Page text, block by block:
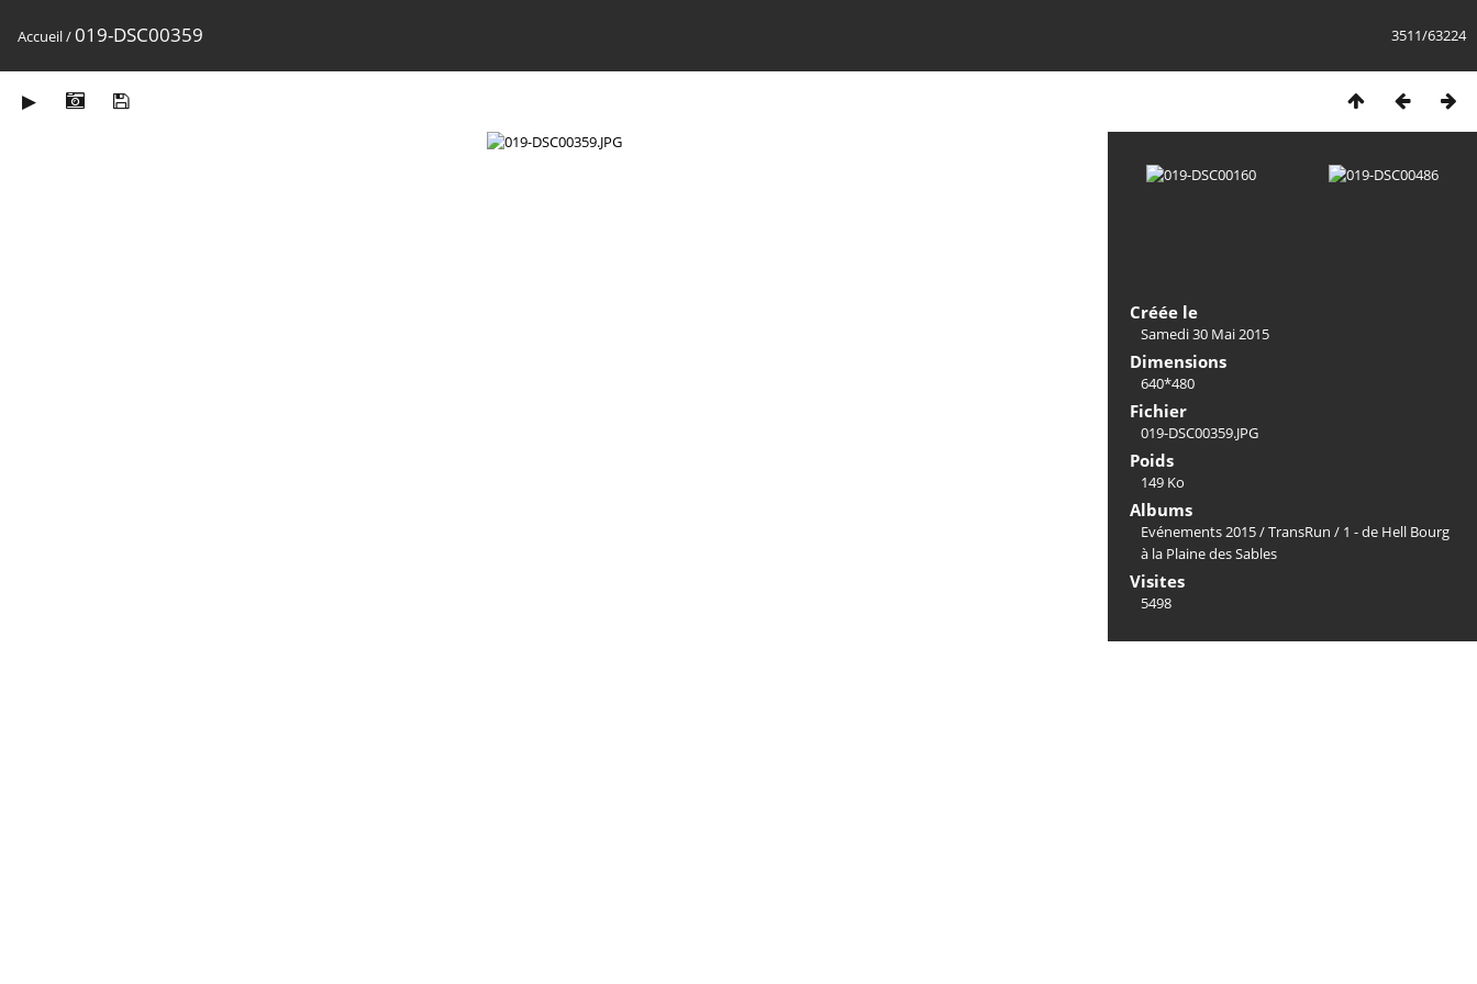
3511/63224
Accueil/019-DSC00359
Créée le
Samedi 30 Mai 2015
Dimensions
640*480
Fichier
019-DSC00359.JPG
Poids
149 Ko
Albums
Evénements 2015/TransRun / 1 - de Hell Bourg
à la Plaine des Sables
Visites
5498